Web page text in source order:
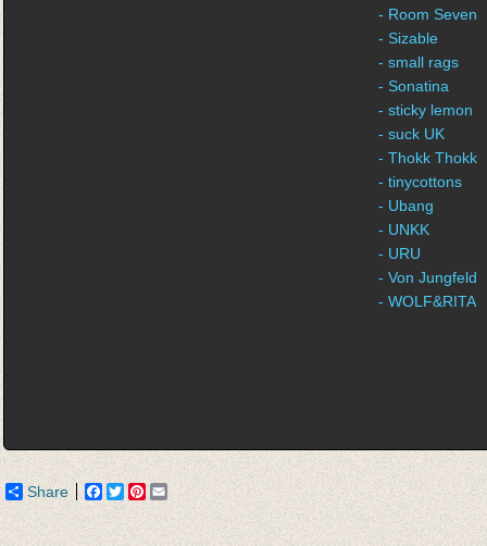
- Room Seven
- Sizable
- small rags
- Sonatina
- sticky lemon
- suck UK
- Thokk Thokk
- tinycottons
- Ubang
- UNKK
- URU
- Von Jungfeld
- WOLF&RITA
Share Facebook
TwitterPinterest